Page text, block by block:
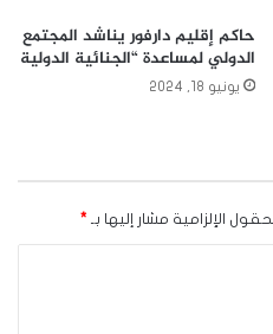
حاكم إقليم دارفور يناشد المجتمع
الدولي لمساعدة “الجنائية الدولية
يونيو 18, 2024
الإلزامية مشار إليها بـ *